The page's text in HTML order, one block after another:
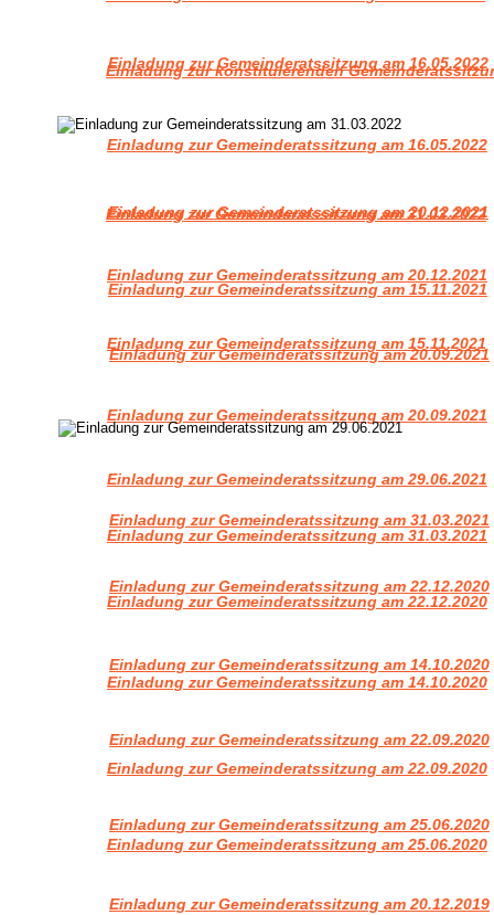
Einladung zur Gemeinderatssitzung am 25.06.2020
Einladung zur Gemeinderatssitzung am 22.09.2020
Einladung zur Gemeinderatssitzung am 14.10.2020
Einladung zur Gemeinderatssitzung am 22.12.2020
Einladung zur Gemeinderatssitzung am 31.03.2021
Einladung zur Gemeinderatssitzung am 29.06.2021
Einladung zur Gemeinderatssitzung am 20.09.2021
Einladung zur Gemeinderatssitzung am 15.11.2021
Einladung zur Gemeinderatssitzung am 20.12.2021
Einladung zur Gemeinderatssitzung am 31.03.2022
Einladung zur Gemeinderatssitzung am 16.05.2022
Einladung zur konstituierenden
Einladung zur Gemeinderatssitzung am 20.12.2019
Einladung zur Gemeinderatssitzung am 25.06.2020
Einladung zur Gemeinderatssitzung am 22.09.2020
Einladung zur Gemeinderatssitzung am 14.10.2020
Einladung zur Gemeinderatssitzung am 22.12.2020
Einladung zur Gemeinderatssitzung am 31.03.2021
Einladung zur Gemeinderatssitzung am 20.09.2021
Einladung zur Gemeinderatssitzung am 15.11.2021
Einladung zur Gemeinderatssitzung am 20.12.2021
Einladung zur Gemeinderatssitzung am 16.05.2022